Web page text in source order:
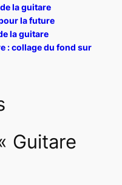
la guitare
la future
la guitare
: collage du fond sur
Guitare